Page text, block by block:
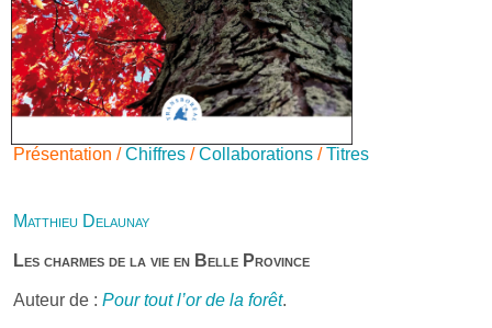
Présentation /Chiffres /Collaborations /Titres
Matthieu Delaunay
Les charmes de la vie en Belle Province
Auteur de : Pour tout l’or de la forêt.